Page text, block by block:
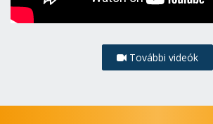
További videók